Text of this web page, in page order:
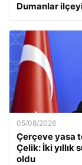
Dumanlar
05/08/2026
Çerçeve yasa
Çelik: İki yıllık
oldu